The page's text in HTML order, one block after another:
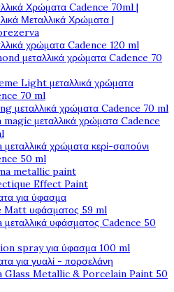
Χρώματα Cadence 70ml |
Μεταλλικά Χρώματα |
χρώματα Cadence 120 ml
μεταλλικά χρώματα Cadence 70
Light μεταλλικά χρώματα
70 ml
μεταλλικά χρώματα Cadence 70 ml
μεταλλικά χρώματα Cadence
χρώματα κερί-σαπούνι
50 ml
metallic paint
Effect Paint
για ύφασμα
Matt υφάσματος 59 ml
υφάσματος Cadence 50
spray για ύφασμα 100 ml
για γυαλί - πορσελάνη
Glass Metallic & Porcelain Paint 50